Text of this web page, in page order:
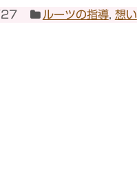
ルーツの指導, 想い